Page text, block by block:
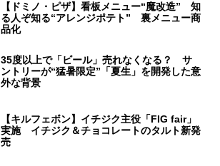
【ドミノ・ピザ】看板メニュー“魔改造” 知
る人ぞ知る“アレンジポテト” 裏メニュー商
品化
35度以上で「ビール」売れなくなる？ サ
ントリーが“猛暑限定”「夏生」を開発した意
外な背景
【キルフェボン】イチジク主役「FIG fair」
実施 イチジク＆チョコレートのタルト新発
売